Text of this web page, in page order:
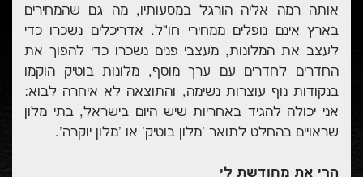
אותה רמה אליה הורגל במסעותיו, מה גם שהמחירים
בארץ אינם נופלים ממחירי חו"ל. אדריכלים נשכרו כדי
לעצב את המלונות, מעצבי פנים נשכרו כדי להפוך את
החדרים לחדרים עם ערך מוסף, מלונות בוטיק הוקמו
בנקודות נוף עוצרות נשימה, והתוצאה לא איחרה לבוא:
אני יכולה להגיד באחריות שיש היום בישראל, בתי מלון
שראויים בהחלט לתואר 'מלון בוטיק' או 'מלון יוקרה'.
הרי את מחודשת לי